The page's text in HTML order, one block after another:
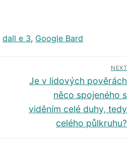
dall e 3, Google Bard
NEXT
Další
příspěvek
Je v lidových pověrách
něco spojeného s
viděním celé duhy, tedy
celého půlkruhu?